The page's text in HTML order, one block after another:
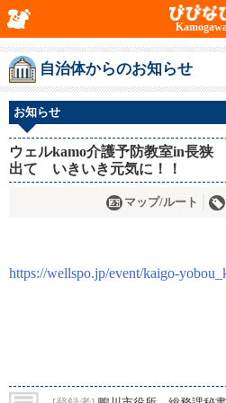
自治体からのお知らせ
お知らせ
ウェルkamo介護予防教室in長
出て いきいき元気に！！
マップ/ルート
https://wellspo.jp/event/kaigo-